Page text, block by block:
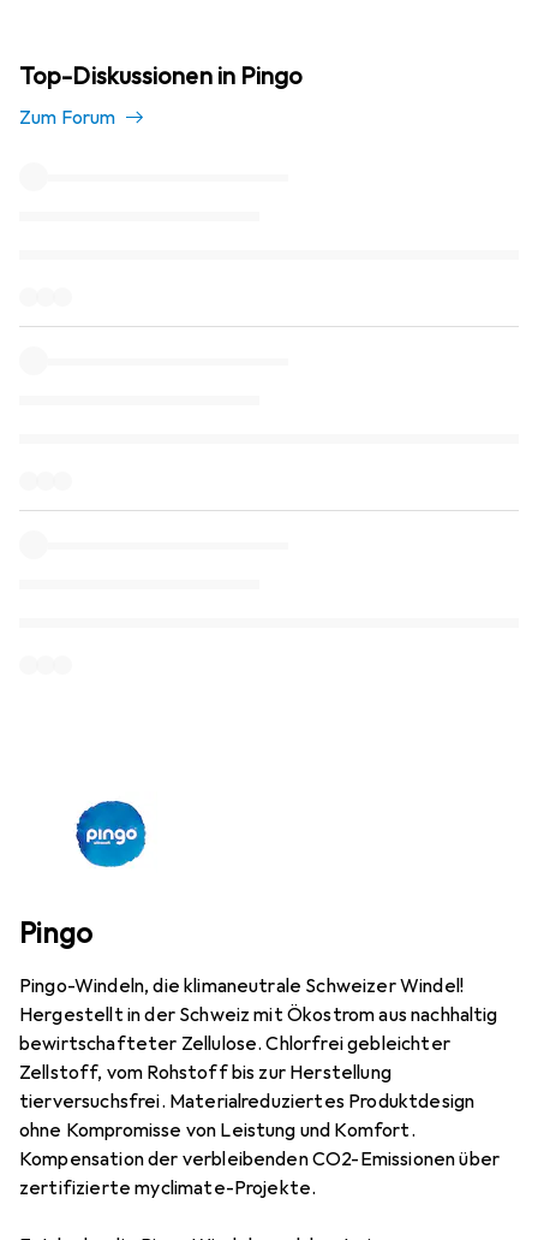
Top-Diskussionen in Pingo
Zum Forum
Pingo
Pingo-Windeln, die klimaneutrale Schweizer Windel!
Hergestellt in der Schweiz mit Ökostrom aus nachhaltig
bewirtschafteter Zellulose. Chlorfrei gebleichter
Zellstoff, vom Rohstoff bis zur Herstellung
tierversuchsfrei. Materialreduziertes Produktdesign
ohne Kompromisse von Leistung und Komfort.
Kompensation der verbleibenden CO2-Emissionen über
zertifizierte myclimate-Projekte.